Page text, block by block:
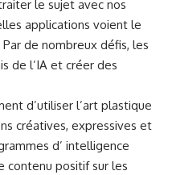
le sujet avec nos
applications voient le
de nombreux défis, les
de l’IA et créer des
d’utiliser l’art plastique
créatives, expressives et
d’ intelligence
contenu positif sur les